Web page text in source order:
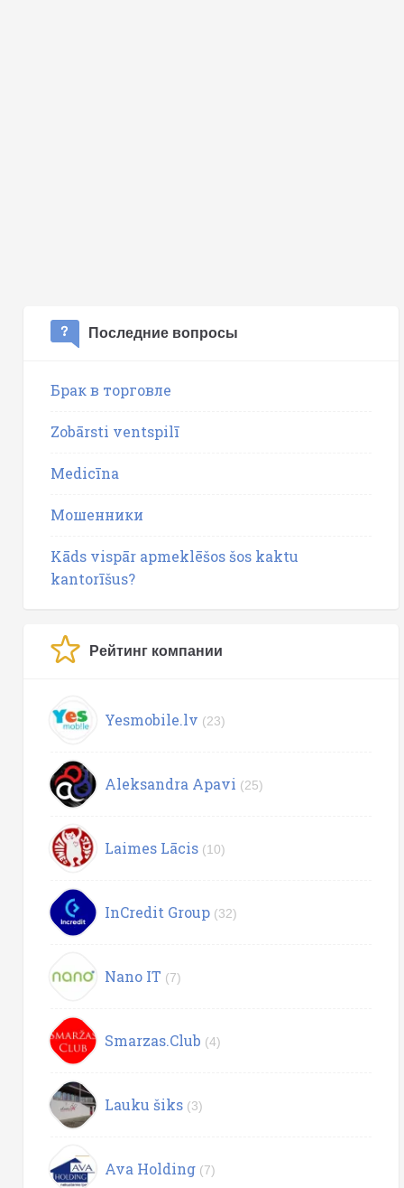
Последние вопросы
Брак в торговле
Zobārsti ventspilī
Medicīna
Мошенники
Kāds vispār apmeklēšos šos kaktu
kantorīšus?
Рейтинг компании
Yesmobile.lv (23)
Aleksandra Apavi (25)
Laimes Lācis (10)
InCredit Group (32)
Nano IT (7)
Smarzas.Club (4)
Lauku šiks (3)
Ava Holding (7)